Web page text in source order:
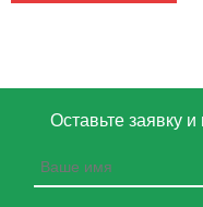
Оставьте заявку